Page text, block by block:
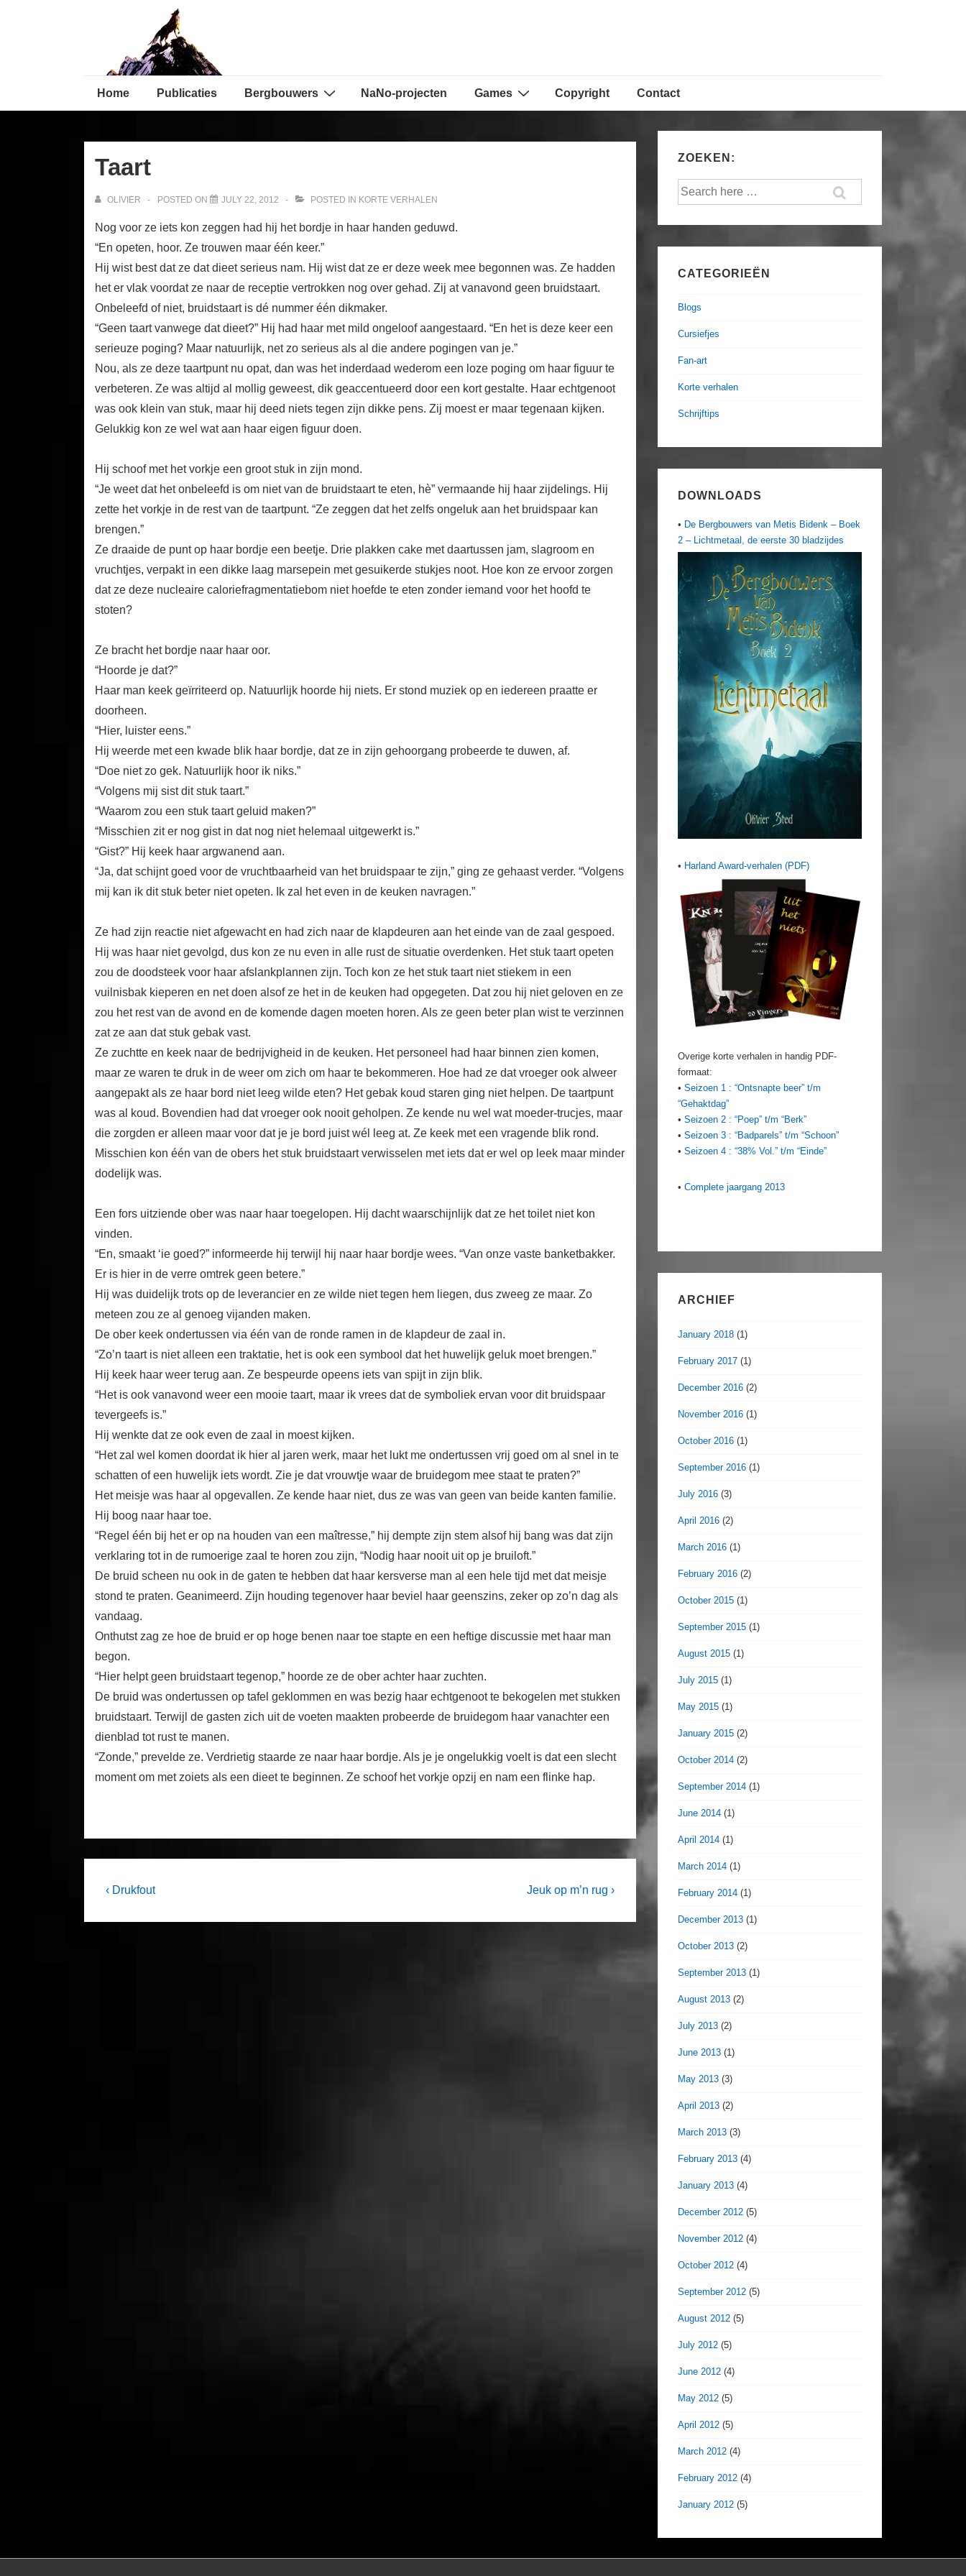
Home Publicaties Bergbouwers NaNo-projecten Games Copyright Contact
Taart
OLIVIER POSTED ON JULY 22, 2012 POSTED IN KORTE VERHALEN
Nog voor ze iets kon zeggen had hij het bordje in haar handen geduwd.
“En opeten, hoor. Ze trouwen maar één keer.”
Hij wist best dat ze dat dieet serieus nam. Hij wist dat ze er deze week mee begonnen was. Ze hadden
het er vlak voordat ze naar de receptie vertrokken nog over gehad. Zij at vanavond geen bruidstaart.
Onbeleefd of niet, bruidstaart is dé nummer één dikmaker.
“Geen taart vanwege dat dieet?” Hij had haar met mild ongeloof aangestaard. “En het is deze keer een
serieuze poging? Maar natuurlijk, net zo serieus als al die andere pogingen van je.”
Nou, als ze deze taartpunt nu opat, dan was het inderdaad wederom een loze poging om haar figuur te
verbeteren. Ze was altijd al mollig geweest, dik geaccentueerd door een kort gestalte. Haar echtgenoot
was ook klein van stuk, maar hij deed niets tegen zijn dikke pens. Zij moest er maar tegenaan kijken.
Gelukkig kon ze wel wat aan haar eigen figuur doen.
Hij schoof met het vorkje een groot stuk in zijn mond.
“Je weet dat het onbeleefd is om niet van de bruidstaart te eten, hè” vermaande hij haar zijdelings. Hij
zette het vorkje in de rest van de taartpunt. “Ze zeggen dat het zelfs ongeluk aan het bruidspaar kan
brengen.”
Ze draaide de punt op haar bordje een beetje. Drie plakken cake met daartussen jam, slagroom en
vruchtjes, verpakt in een dikke laag marsepein met gesuikerde stukjes noot. Hoe kon ze ervoor zorgen
dat ze deze nucleaire caloriefragmentatiebom niet hoefde te eten zonder iemand voor het hoofd te
stoten?
Ze bracht het bordje naar haar oor.
“Hoorde je dat?”
Haar man keek geïrriteerd op. Natuurlijk hoorde hij niets. Er stond muziek op en iedereen praatte er
doorheen.
“Hier, luister eens.”
Hij weerde met een kwade blik haar bordje, dat ze in zijn gehoorgang probeerde te duwen, af.
“Doe niet zo gek. Natuurlijk hoor ik niks.”
“Volgens mij sist dit stuk taart.”
“Waarom zou een stuk taart geluid maken?”
“Misschien zit er nog gist in dat nog niet helemaal uitgewerkt is.”
“Gist?” Hij keek haar argwanend aan.
“Ja, dat schijnt goed voor de vruchtbaarheid van het bruidspaar te zijn,” ging ze gehaast verder. “Volgens
mij kan ik dit stuk beter niet opeten. Ik zal het even in de keuken navragen.”
Ze had zijn reactie niet afgewacht en had zich naar de klapdeuren aan het einde van de zaal gespoed.
Hij was haar niet gevolgd, dus kon ze nu even in alle rust de situatie overdenken. Het stuk taart opeten
zou de doodsteek voor haar afslankplannen zijn. Toch kon ze het stuk taart niet stiekem in een
vuilnisbak kieperen en net doen alsof ze het in de keuken had opgegeten. Dat zou hij niet geloven en ze
zou het rest van de avond en de komende dagen moeten horen. Als ze geen beter plan wist te verzinnen
zat ze aan dat stuk gebak vast.
Ze zuchtte en keek naar de bedrijvigheid in de keuken. Het personeel had haar binnen zien komen,
maar ze waren te druk in de weer om zich om haar te bekommeren. Hoe had ze dat vroeger ook alweer
aangepakt als ze haar bord niet leeg wilde eten? Het gebak koud staren ging niet helpen. De taartpunt
was al koud. Bovendien had dat vroeger ook nooit geholpen. Ze kende nu wel wat moeder-trucjes, maar
die zorgden er alleen maar voor dat je je bord juist wél leeg at. Ze keek met een vragende blik rond.
Misschien kon één van de obers het stuk bruidstaart verwisselen met iets dat er wel op leek maar minder
dodelijk was.
Een fors uitziende ober was naar haar toegelopen. Hij dacht waarschijnlijk dat ze het toilet niet kon
vinden.
“En, smaakt ‘ie goed?” informeerde hij terwijl hij naar haar bordje wees. “Van onze vaste banketbakker.
Er is hier in de verre omtrek geen betere.”
Hij was duidelijk trots op de leverancier en ze wilde niet tegen hem liegen, dus zweeg ze maar. Zo
meteen zou ze al genoeg vijanden maken.
De ober keek ondertussen via één van de ronde ramen in de klapdeur de zaal in.
“Zo’n taart is niet alleen een traktatie, het is ook een symbool dat het huwelijk geluk moet brengen.”
Hij keek haar weer terug aan. Ze bespeurde opeens iets van spijt in zijn blik.
“Het is ook vanavond weer een mooie taart, maar ik vrees dat de symboliek ervan voor dit bruidspaar
tevergeefs is.”
Hij wenkte dat ze ook even de zaal in moest kijken.
“Het zal wel komen doordat ik hier al jaren werk, maar het lukt me ondertussen vrij goed om al snel in te
schatten of een huwelijk iets wordt. Zie je dat vrouwtje waar de bruidegom mee staat te praten?”
Het meisje was haar al opgevallen. Ze kende haar niet, dus ze was van geen van beide kanten familie.
Hij boog naar haar toe.
“Regel één bij het er op na houden van een maîtresse,” hij dempte zijn stem alsof hij bang was dat zijn
verklaring tot in de rumoerige zaal te horen zou zijn, “Nodig haar nooit uit op je bruiloft.”
De bruid scheen nu ook in de gaten te hebben dat haar kersverse man al een hele tijd met dat meisje
stond te praten. Geanimeerd. Zijn houding tegenover haar beviel haar geenszins, zeker op zo’n dag als
vandaag.
Onthutst zag ze hoe de bruid er op hoge benen naar toe stapte en een heftige discussie met haar man
begon.
“Hier helpt geen bruidstaart tegenop,” hoorde ze de ober achter haar zuchten.
De bruid was ondertussen op tafel geklommen en was bezig haar echtgenoot te bekogelen met stukken
bruidstaart. Terwijl de gasten zich uit de voeten maakten probeerde de bruidegom haar vanachter een
dienblad tot rust te manen.
“Zonde,” prevelde ze. Verdrietig staarde ze naar haar bordje. Als je je ongelukkig voelt is dat een slecht
moment om met zoiets als een dieet te beginnen. Ze schoof het vorkje opzij en nam een flinke hap.
Post
Previous
‹ Drukfout
Next
Jeuk op m’n rug ›
ZOEKEN:
Search
CATEGORIEËN
Blogs
Cursiefjes
Fan-art
Korte verhalen
Schrijftips
DOWNLOADS
• De Bergbouwers van Metis Bidenk – Boek
2 – Lichtmetaal, de eerste 30 bladzijdes
• Harland Award-verhalen (PDF)
Overige korte verhalen in handig PDF-
formaat:
• Seizoen 1 : “Ontsnapte beer” t/m
“Gehaktdag”
• Seizoen 2 : “Poep” t/m “Berk”
• Seizoen 3 : “Badparels” t/m “Schoon”
• Seizoen 4 : “38% Vol.” t/m “Einde”
• Complete jaargang 2013
ARCHIEF
January 2018 (1)
February 2017 (1)
December 2016 (2)
November 2016 (1)
October 2016 (1)
September 2016 (1)
July 2016 (3)
April 2016 (2)
March 2016 (1)
February 2016 (2)
October 2015 (1)
September 2015 (1)
August 2015 (1)
July 2015 (1)
May 2015 (1)
January 2015 (2)
October 2014 (2)
September 2014 (1)
June 2014 (1)
April 2014 (1)
March 2014 (1)
February 2014 (1)
December 2013 (1)
October 2013 (2)
September 2013 (1)
August 2013 (2)
July 2013 (2)
June 2013 (1)
May 2013 (3)
April 2013 (2)
March 2013 (3)
February 2013 (4)
January 2013 (4)
December 2012 (5)
November 2012 (4)
October 2012 (4)
September 2012 (5)
August 2012 (5)
July 2012 (5)
June 2012 (4)
May 2012 (5)
April 2012 (5)
March 2012 (4)
February 2012 (4)
January 2012 (5)